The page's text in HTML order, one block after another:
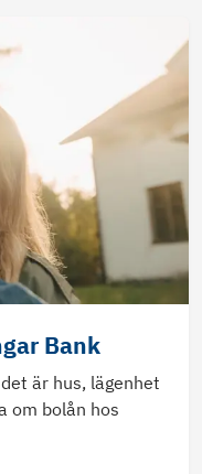
Bank
är hus, lägenhet
om bolån hos